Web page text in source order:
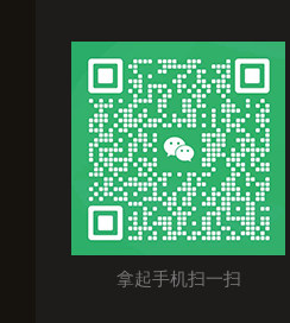
拿起手机扫一扫